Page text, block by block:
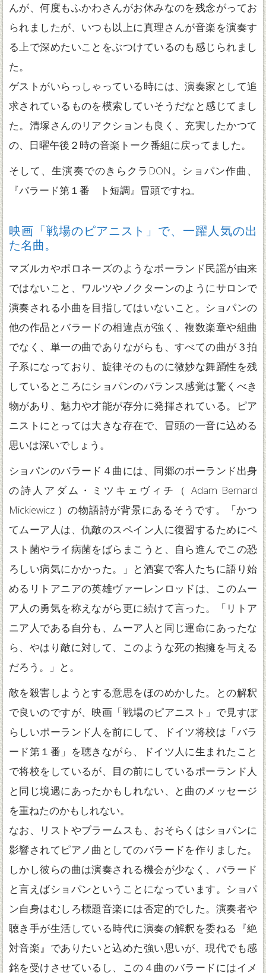
んが、何度もふかわさんがお休みなのを残念がってお
られましたが、いつも以上に真理さんが音楽を演奏す
る上で深めたいことをぶつけているのも感じられまし
た。
ゲストがいらっしゃっている時には、演奏家として追
求されているものを模索していそうだなと感じてまし
た。清塚さんのリアクションも良く、充実したかつて
の、日曜午後２時の音楽トーク番組に戻ってました。
そして、生演奏でのきらクラDON。ショパン作曲、
『バラード第１番 ト短調』冒頭ですね。
映画「戦場のピアニスト」で、一躍人気の出
た名曲。
マズルカやポロネーズのようなポーランド民謡が由来
ではないこと、ワルツやノクターンのようにサロンで
演奏される小曲を目指してはいないこと。ショパンの
他の作品とバラードの相違点が強く、複数楽章や組曲
でなく、単一の曲でありながらも、すべての曲が３拍
子系になっており、旋律そのものに微妙な舞踊性を残
しているところにショパンのバランス感覚は驚くべき
物があり、魅力や才能が存分に発揮されている。ピア
ニストにとっては大きな存在で、冒頭の一音に込める
思いは深いでしょう。
ショパンのバラード４曲には、同郷のポーランド出身
の詩人アダム・ミツキェヴィチ（ Adam Bernard
Mickiewicz ）の物語詩が背景にあるそうです。「かつ
てムーア人は、仇敵のスペイン人に復習するためにペ
スト菌やライ病菌をばらまこうと、自ら進んでこの恐
ろしい病気にかかった。」と酒宴で客人たちに語り始
めるリトアニアの英雄ヴァーレンロッドは、このムー
ア人の勇気を称えながら更に続けて言った。「リトア
ニア人である自分も、ムーア人と同じ運命にあったな
ら、やはり敵に対して、このような死の抱擁を与える
だろう。」と。
敵を殺害しようとする意思をほのめかした。との解釈
で良いのですが、映画「戦場のピアニスト」で見すぼ
らしいポーランド人を前にして、ドイツ将校は「バラ
ード第１番」を聴きながら、ドイツ人に生まれたこと
で将校をしているが、目の前にしているポーランド人
と同じ境遇にあったかもしれない、と曲のメッセージ
を重ねたのかもしれない。
なお、リストやブラームスも、おそらくはショパンに
影響されてピアノ曲としてのバラードを作りました。
しかし彼らの曲は演奏される機会が少なく、バラード
と言えばショパンということになっています。ショパ
ン自身はむしろ標題音楽には否定的でした。演奏者や
聴き手が生活している時代に演奏の解釈を委ねる『絶
対音楽』でありたいと込めた強い思いが、現代でも感
銘を受けさせているし、この４曲のバラードにはイメ